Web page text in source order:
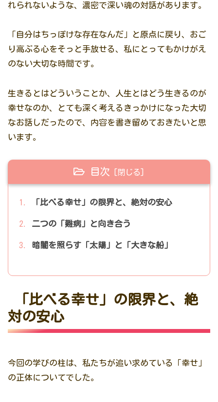
れられないような、濃密で深い魂の対話があります。
「自分はちっぽけな存在なんだ」と原点に戻り、おご
り高ぶる心をそっと手放せる、私にとってもかけがえ
のない大切な時間です。
生きるとはどういうことか、人生とはどう生きるのが
幸せなのか、とても深く考えるきっかけになった大切
なお話しだったので、内容を書き留めておきたいと思
います。
目次
「比べる幸せ」の限界と、絶対の安心
二つの「難病」と向き合う
暗闇を照らす「太陽」と「大きな船」
「比べる幸せ」の限界と、絶
対の安心
今回の学びの柱は、私たちが追い求めている「幸せ」
の正体についてでした。